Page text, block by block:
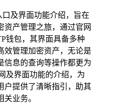
及界面功能介绍，旨在
资产管理之旅，通过官网
钱包，其界面具备多种
效管理加密资产，无论是
信息的查询等操作都更为
及界面功能的介绍，为
户提供了清晰指引，助其
业务。